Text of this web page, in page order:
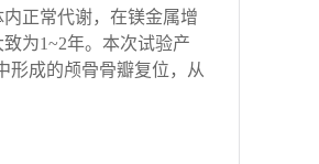
内正常代谢， 在镁金属增
致为1~2年。本次试验产
形成的颅骨骨瓣复位，从